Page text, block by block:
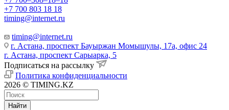
+7 700 803 18 18
timing@internet.ru
timing@internet.ru
г. Астана, проспект Бауыржан Момышулы, 17а, офис 24
г. Астана, проспект Сарыарка, 5
Подписаться на рассылку
Политика конфиденциальности
2026 © TIMING.KZ
Найти